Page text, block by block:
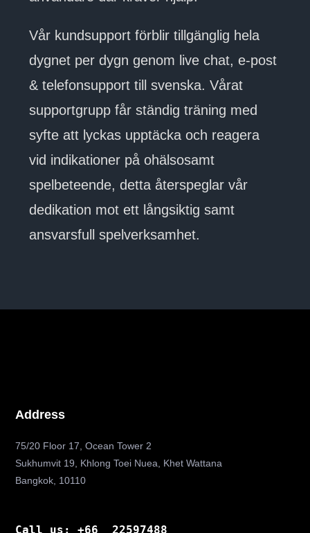
Vår kundsupport förblir tillgänglig hela
dygnet per dygn genom live chat, e-post
& telefonsupport till svenska. Vårat
supportgrupp får ständig träning med
syfte att lyckas upptäcka och reagera
vid indikationer på ohälsosamt
spelbeteende, detta återspeglar vår
dedikation mot ett långsiktig samt
ansvarsfull spelverksamhet.
Address
75/20 Floor 17, Ocean Tower 2
Sukhumvit 19, Khlong Toei Nuea, Khet Wattana
Bangkok, 10110
Call us: +66 22597488